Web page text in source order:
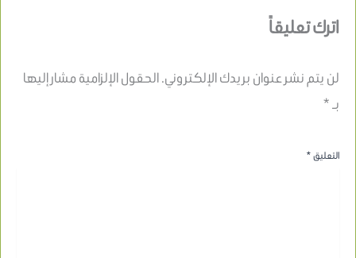
اترك تعليقاً
لن يتم نشر عنوان بريدك الإلكتروني.الحقول الإلزامية مشار إليها
بـ*
التعليق*